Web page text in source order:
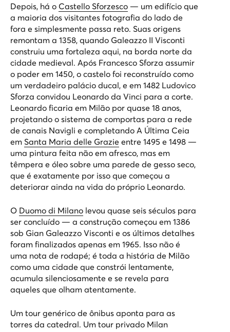
Depois, há o Castello Sforzesco — um edifício que
a maioria dos visitantes fotografia do lado de
fora e simplesmente passa reto. Suas origens
remontam a 1358, quando Galeazzo II Visconti
construiu uma fortaleza aqui, na borda norte da
cidade medieval. Após Francesco Sforza assumir
o poder em 1450, o castelo foi reconstruído como
um verdadeiro palácio ducal, e em 1482 Ludovico
Sforza convidou Leonardo da Vinci para a corte.
Leonardo ficaria em Milão por quase 18 anos,
projetando o sistema de comportas para a rede
de canais Navigli e completando A Última Ceia
em Santa Maria delle Grazie entre 1495 e 1498 —
uma pintura feita não em afresco, mas em
têmpera e óleo sobre uma parede de gesso seco,
que é exatamente por isso que começou a
deteriorar ainda na vida do próprio Leonardo.
O Duomo di Milano levou quase seis séculos para
ser concluído — a construção começou em 1386
sob Gian Galeazzo Visconti e os últimos detalhes
foram finalizados apenas em 1965. Isso não é
uma nota de rodapé; é toda a história de Milão
como uma cidade que constrói lentamente,
acumula silenciosamente e se revela para
aqueles que olham atentamente.
Um tour genérico de ônibus aponta para as
torres da catedral. Um tour privado Milan